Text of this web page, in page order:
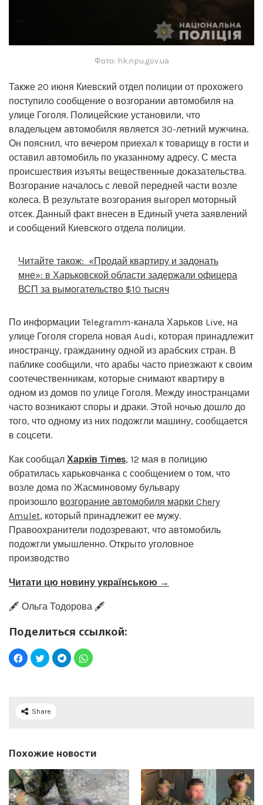
Фото: hk.npu.gov.ua
Также 20 июня Киевский отдел полиции от прохожего
поступило сообщение о возгорании автомобиля на
улице Гоголя. Полицейские установили, что
владельцем автомобиля является 30-летний мужчина.
Он пояснил, что вечером приехал к товарищу в гости и
оставил автомобиль по указанному адресу. С места
происшествия изъяты вещественные доказательства.
Возгорание началось с левой передней части возле
колеса. В результате возгорания выгорел моторный
отсек. Данный факт внесен в Единый учета заявлений
и сообщений Киевского отдела полиции.
Читайте також: «Продай квартиру и задонать
мне»: в Харьковской области задержали офицера
ВСП за вымогательство $10 тысяч
По информации Telegramm-канала Харьков Live, на
улице Гоголя сгорела новая Audi, которая принадлежит
иностранцу, гражданину одной из арабских стран. В
паблике сообщили, что арабы часто приезжают к своим
соотечественникам, которые снимают квартиру в
одном из домов по улице Гоголя. Между иностранцами
часто возникают споры и драки. Этой ночью дошло до
того, что одному из них подожгли машину, сообщается
в соцсети.
Как сообщал Харків Times, 12 мая в полицию
обратилась харьковчанка с сообщением о том, что
возле дома по Жасминовому бульвару
произошло возгорание автомобиля марки Chery
Amulet, который принадлежит ее мужу.
Правоохранители подозревают, что автомобиль
подожгли умышленно. Открыто уголовное
производство
Читати цю новину українською →
🖋️ Ольга Тодорова 🖋️
Поделиться ссылкой:
Share
Похожие новости